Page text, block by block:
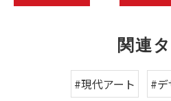
関連
#現代アート
#デ